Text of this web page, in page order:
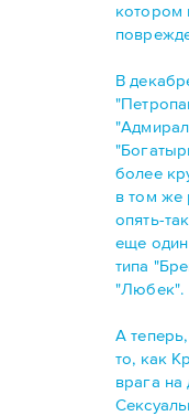
котором
В
более
в том же
опять-
еще один
типа
"Любек".
А
то, как
врага на